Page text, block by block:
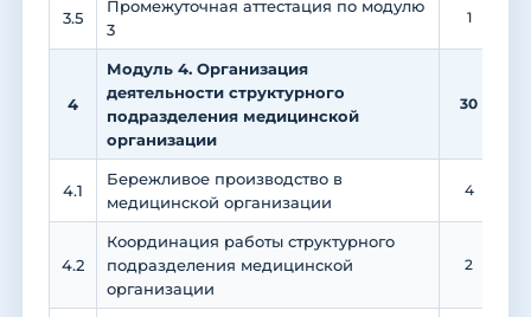
3.5
Промежуточная аттестация по модулю
3
1
4
Модуль 4. Организация
деятельности структурного
подразделения медицинской
организации
30
4.1
Бережливое производство в
медицинской организации
4
4.2
Координация работы структурного
подразделения медицинской
организации
2